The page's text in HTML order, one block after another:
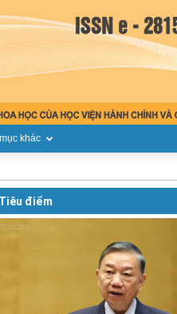
khác
Tiêu điểm